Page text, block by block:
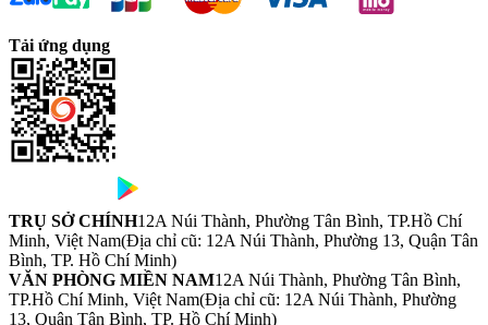
Tải ứng dụng
TRỤ SỞ CHÍNH12A Núi Thành, Phường Tân Bình, TP.Hồ Chí
Minh, Việt Nam(Địa chỉ cũ: 12A Núi Thành, Phường 13, Quận Tân
Bình, TP. Hồ Chí Minh)
VĂN PHÒNG MIỀN NAM12A Núi Thành, Phường Tân Bình,
TP.Hồ Chí Minh, Việt Nam(Địa chỉ cũ: 12A Núi Thành, Phường
13, Quận Tân Bình, TP. Hồ Chí Minh)